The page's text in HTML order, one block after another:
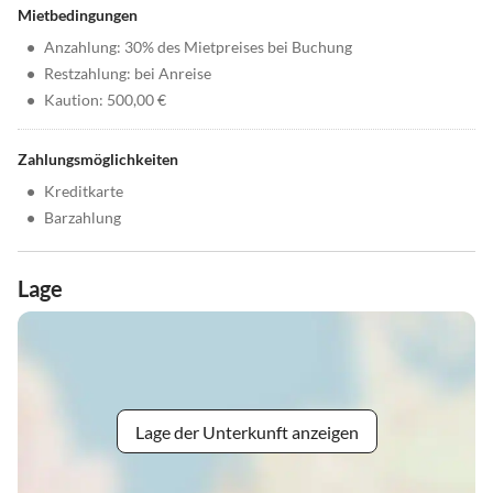
Mietbedingungen
• Anzahlung: 30% des Mietpreises bei Buchung
• Restzahlung: bei Anreise
• Kaution: 500,00 €
Zahlungsmöglichkeiten
• Kreditkarte
• Barzahlung
Lage
Lage der Unterkunft anzeigen